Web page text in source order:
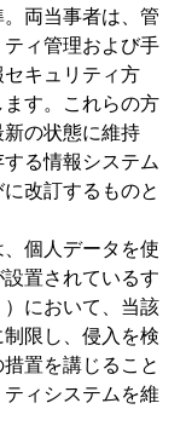
両当事者は、管
ィ管理および手
キュリティ方
す。これらの方
の状態に維持
る情報システム
改訂するものと
個人データを使
置されているす
において、当該
限し、侵入を検
置を講じること
ィシステムを維